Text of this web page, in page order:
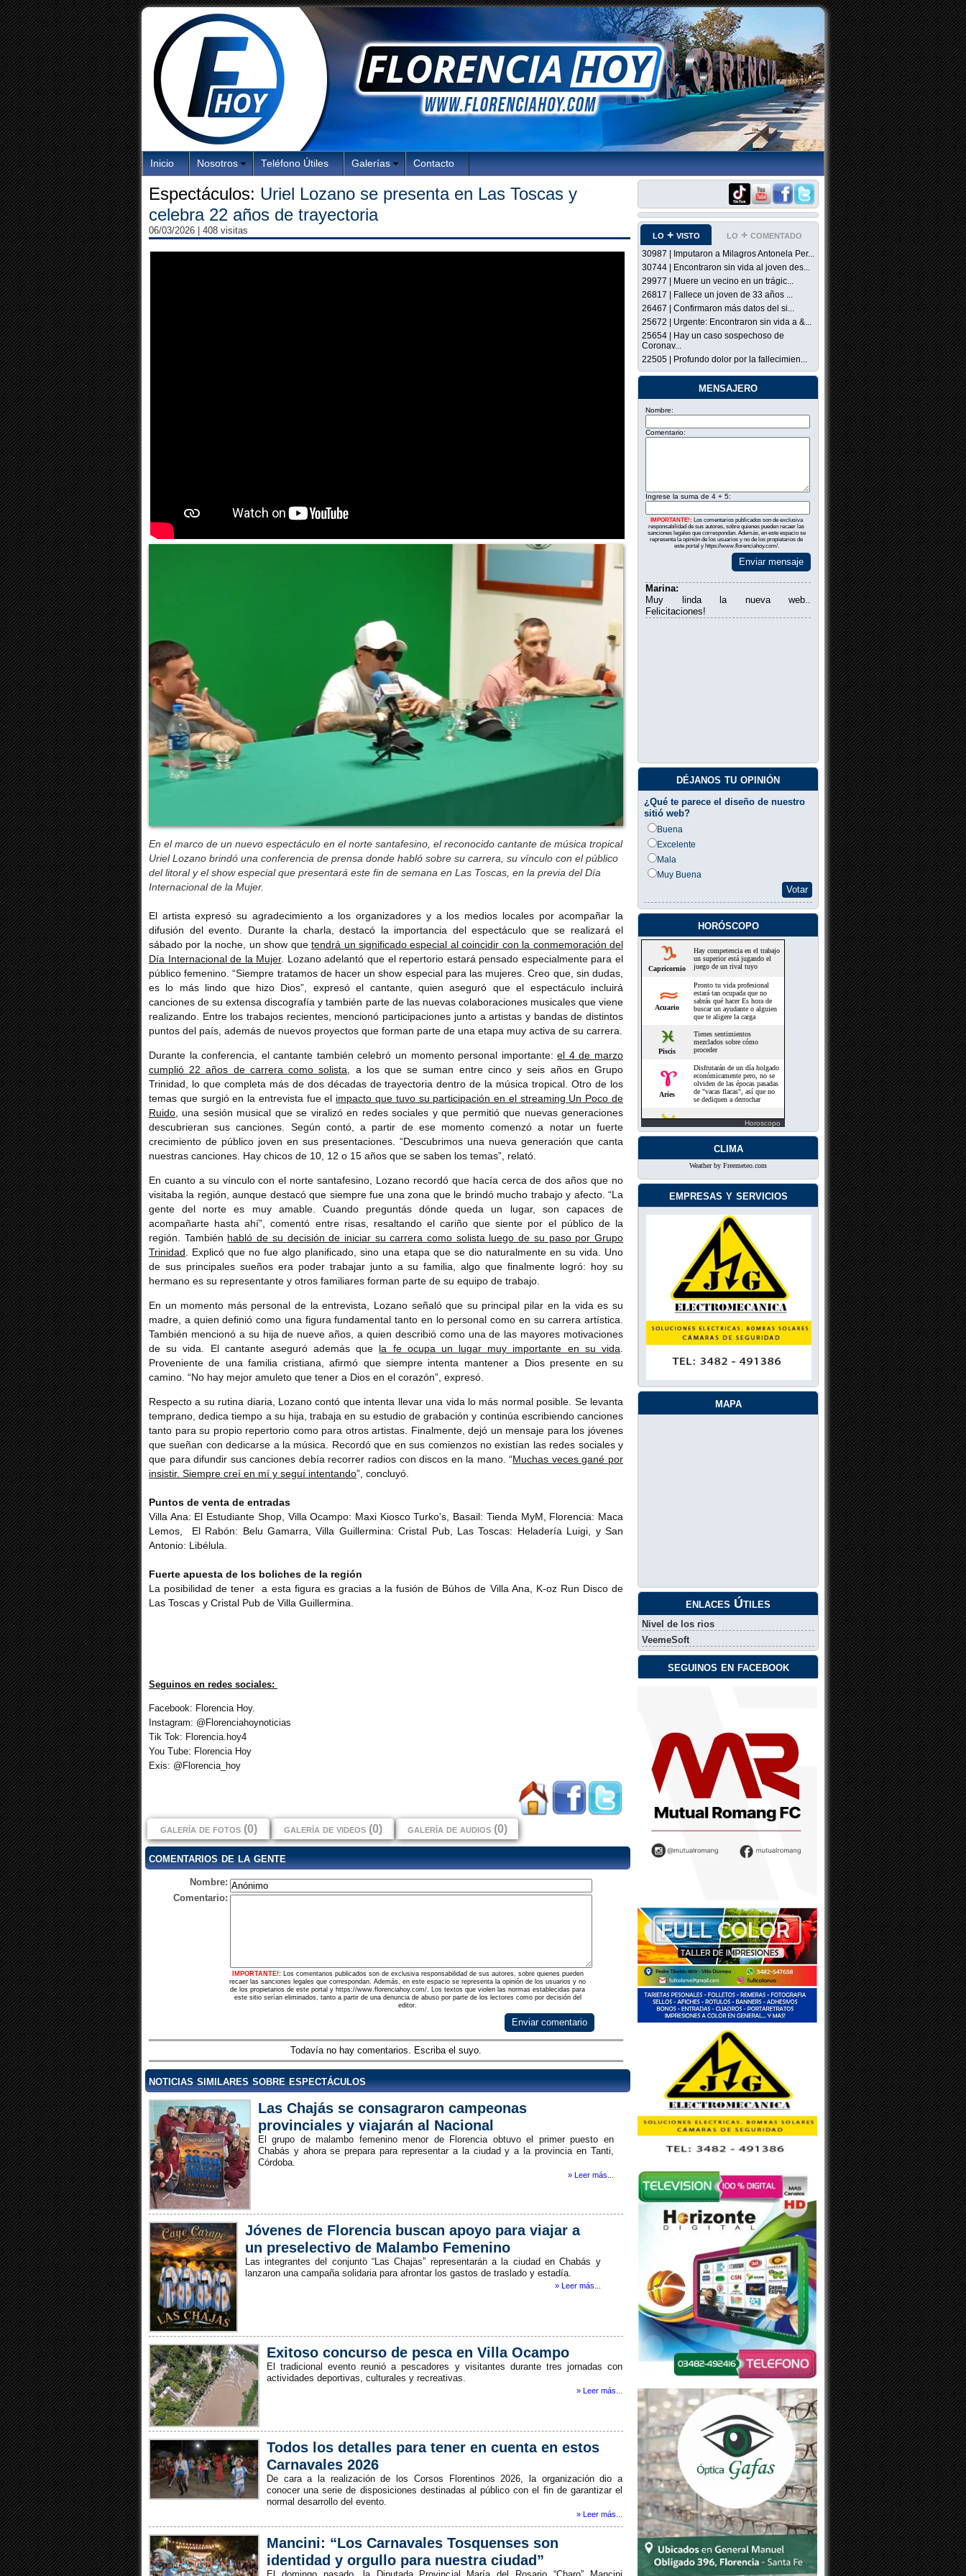
Inicio Nosotros Teléfono Útiles Galerías Contacto
Espectáculos: Uriel Lozano se presenta en Las Toscas y
celebra 22 años de trayectoria
06/03/2026 | 408 visitas
En el marco de un nuevo espectáculo en el norte santafesino, el reconocido cantante de música tropical
Uriel Lozano brindó una conferencia de prensa donde habló sobre su carrera, su vínculo con el público
del litoral y el show especial que presentará este fin de semana en Las Toscas, en la previa del Día
Internacional de la Mujer.
El artista expresó su agradecimiento a los organizadores y a los medios locales por acompañar la
difusión del evento. Durante la charla, destacó la importancia del espectáculo que se realizará el
sábado por la noche, un show quetendrá un significado especial al coincidir con la conmemoración del
Día Internacional de la Mujer. Lozano adelantó que el repertorio estará pensado especialmente para el
público femenino. “Siempre tratamos de hacer un show especial para las mujeres. Creo que, sin dudas,
es lo más lindo que hizo Dios”, expresó el cantante, quien aseguró que el espectáculo incluirá
canciones de su extensa discografía y también parte de las nuevas colaboraciones musicales que viene
realizando. Entre los trabajos recientes, mencionó participaciones junto a artistas y bandas de distintos
puntos del país, además de nuevos proyectos que forman parte de una etapa muy activa de su carrera.
Durante la conferencia, el cantante también celebró un momento personal importante:el 4 de marzo
cumplió 22 años de carrera como solista , a los que se suman entre cinco y seis años enGrupo
Trinidad , lo que completa más de dos décadas de trayectoria dentro de la música tropical. Otro de los
temas que surgió en la entrevista fue el impacto que tuvo su participación en el streaming Un Poco de
Ruido , una sesión musical que se viralizó en redes sociales y que permitió que nuevas generaciones
descubrieran sus canciones. Según contó, a partir de ese momento comenzó a notar un fuerte
crecimiento de público joven en sus presentaciones. “Descubrimos una nueva generación que canta
nuestras canciones. Hay chicos de 10, 12 o 15 años que se saben los temas”, relató.
En cuanto a su vínculo con el norte santafesino, Lozano recordó que hacía cerca de dos años que no
visitaba la región, aunque destacó que siempre fue una zona que le brindó mucho trabajo y afecto. “La
gente del norte es muy amable. Cuando preguntás dónde queda un lugar, son capaces de
acompañarte hasta ahí”, comentó entre risas, resaltando el cariño que siente por el público de la
región. También habló de su decisión de iniciar su carrera como solista luego de su paso por Grupo
Trinidad . Explicó que no fue algo planificado, sino una etapa que se dio naturalmente en su vida. Uno
de sus principales sueños era poder trabajar junto a su familia, algo que finalmente logró: hoy su
hermano es su representante y otros familiares forman parte de su equipo de trabajo.
En un momento más personal de la entrevista, Lozano señaló que su principal pilar en la vida es su
madre, a quien definió como una figura fundamental tanto en lo personal como en su carrera artística.
También mencionó a su hija de nueve años, a quien describió como una de las mayores motivaciones
de su vida. El cantante aseguró además que la fe ocupa un lugar muy importante en su vida
Proveniente de una familia cristiana, afirmó que siempre intenta mantener a Dios presente en su
camino. “No hay mejor amuleto que tener a Dios en el corazón”, expresó.
Respecto a su rutina diaria, Lozano contó que intenta llevar una vida lo más normal posible. Se levanta
temprano, dedica tiempo a su hija, trabaja en su estudio de grabación y continúa escribiendo canciones
tanto para su propio repertorio como para otros artistas. Finalmente, dejó un mensaje para los jóvenes
que sueñan con dedicarse a la música. Recordó que en sus comienzos no existían las redes sociales y
que para difundir sus canciones debía recorrer radios con discos en la mano. “Muchas veces gané por
insistir. Siempre creí en mí y seguí intentando”, concluyó.
Puntos de venta de entradas
Villa Ana: El Estudiante Shop, Villa Ocampo: Maxi Kiosco Turko's, Basail: Tienda MyM, Florencia: Maca
Lemos, El Rabón: Belu Gamarra, Villa Guillermina: Cristal Pub, Las Toscas: Heladería Luigi, y San
Antonio: Libélula.
Fuerte apuesta de los boliches de la región
La posibilidad de tener a esta figura es gracias a la fusión de Búhos de Villa Ana, K-oz Run Disco de
Las Toscas y Cristal Pub de Villa Guillermina.
Seguinos en redes sociales:
Facebook: Florencia Hoy.
Instagram: @Florenciahoynoticias
Tik Tok: Florencia.hoy4
You Tube: Florencia Hoy
Exis: @Florencia_hoy
galería de fotos (0) galería de videos (0) galería de audios (0)
comentarios de la gente
Nombre:
Comentario:
IMPORTANTE!:
Los comentarios publicados son de exclusiva responsabilidad de sus autores, sobre quienes pueden
recaer las sanciones legales que correspondan. Además, en este espacio se representa la opinión de los usuarios y no
de los propietarios de este portal y https://www.florenciahoy.com/. Los textos que violen las normas establecidas para
este sitio serían eliminados, tanto a partir de una denuncia de abuso por parte de los lectores como por decisión del
editor.
Enviar comentario
Todavía no hay comentarios. Escriba el suyo.
noticias similares sobre espectáculos
Las Chajás se consagraron campeonas
provinciales y viajarán al Nacional
El grupo de malambo femenino menor de Florencia obtuvo el primer puesto en
Chabás y ahora se prepara para representar a la ciudad y a la provincia en Tanti,
Córdoba.
» Leer más...
Jóvenes de Florencia buscan apoyo para viajar a
un preselectivo de Malambo Femenino
Las integrantes del conjunto “Las Chajas” representarán a la ciudad en Chabás y
lanzaron una campaña solidaria para afrontar los gastos de traslado y estadía.
» Leer más...
Exitoso concurso de pesca en Villa Ocampo
El tradicional evento reunió a pescadores y visitantes durante tres jornadas con
actividades deportivas, culturales y recreativas.
» Leer más...
Todos los detalles para tener en cuenta en estos
Carnavales 2026
De cara a la realización de los Corsos Florentinos 2026, la organización dio a
conocer una serie de disposiciones destinadas al público con el fin de garantizar el
normal desarrollo del evento.
» Leer más...
Mancini: “Los Carnavales Tosquenses son
identidad y orgullo para nuestra ciudad”
lo + visto lo + comentado
30987 | Imputaron a Milagros Antonela Per...
30744 | Encontraron sin vida al joven des...
29977 | Muere un vecino en un trágic...
26817 | Fallece un joven de 33 años ...
26467 | Confirmaron más datos del si...
25672 | Urgente: Encontraron sin vida a &...
25654 | Hay un caso sospechoso de
Coronav...
22505 | Profundo dolor por la fallecimien...
mensajero
Nombre:
Comentario:
Ingrese la suma de 4 + 5:
IMPORTANTE!: Los comentarios publicados son de exclusiva
responsabilidad de sus autores, sobre quienes pueden recaer las
sanciones legales que correspondan. Además, en este espacio se
representa la opinión de los usuarios y no de los propietarios de
este portal y https://www.florenciahoy.com/.
Enviar mensaje
Marina:
Muy linda la nueva web..
Felicitaciones!
déjanos tu opinión
¿Qué te parece el diseño de nuestro
sitió web?
Buena
Excelente
Mala
Muy Buena
Votar
horóscopo
Horoscopo
clima
Weather by Freemeteo.com
empresas y servicios
mapa
enlaces Útiles
Nivel de los rios
VeemeSoft
seguinos en facebook